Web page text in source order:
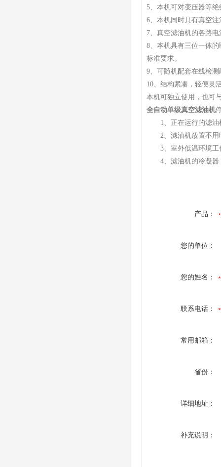
5、本机可对变压器等
6、本机同时具有真空
7、真空滤油机的各路
8、本机具有三位一体
标准要求。
9、可随机配套在线检
10、结构紧凑，轻便灵
本机可独立使用，也可
全自动单级真空滤油机
1、正在运行的滤油机
2、滤油机放置不用
3、室外低温环境工
4、滤油机的冷凝器
产品：
您的单位：
您的姓名：
联系电话：
常用邮箱：
省份：
详细地址：
补充说明：